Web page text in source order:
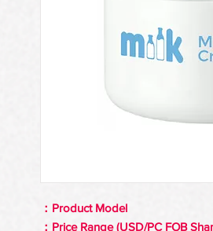
Product Model：
Price Range (USD/PC FOB